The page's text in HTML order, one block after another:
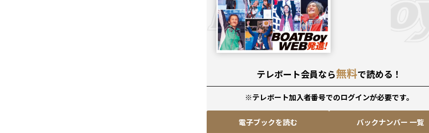
テレボート会員なら無料で読める！
※テレボート加入者番号でのログインが必要です。
電子ブックを読む バックナンバー 一覧